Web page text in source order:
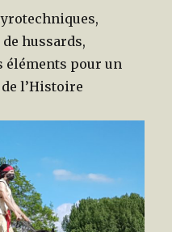
hussards,
éléments pour un
l’Histoire